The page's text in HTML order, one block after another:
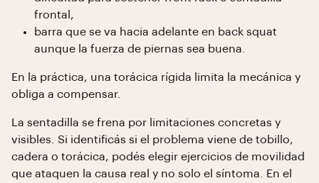
frontal,
barra que se va hacia adelante en back squat
aunque la fuerza de piernas sea buena.
En la práctica, una torácica rígida limita la mecánica y
obliga a compensar.
La sentadilla se frena por limitaciones concretas y
visibles. Si identificás si el problema viene de tobillo,
cadera o torácica, podés elegir ejercicios de movilidad
que ataquen la causa real y no solo el síntoma. En el